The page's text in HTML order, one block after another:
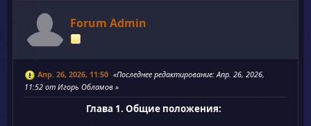
Forum Admin
Апр. 26, 2026, 11:50 Последнее редактирование: Апр. 26, 2026,
11:52 от Игорь Обламов
Глава 1. Общие положения: